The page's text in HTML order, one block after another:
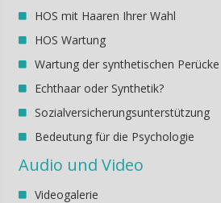
HOS mit Haaren Ihrer Wahl
HOS Wartung
Wartung der synthetischen Perücke
Echthaar oder Synthetik?
Sozialversicherungsunterstützung
Bedeutung für die Psychologie
Audio und Video
Videogalerie